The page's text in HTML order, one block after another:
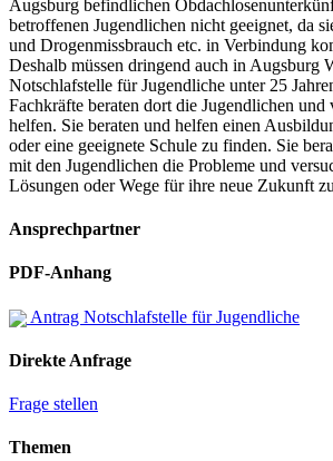
Augsburg befindlichen
betroffenen Jugendlichen nicht geeignet, da
und Drogenmissbrauch etc. in Verbindung
Deshalb müssen dringend auch in Augsburg
Notschlafstelle für Jugendliche unter 25
Fachkräfte beraten dort die Jugendlichen und
helfen. Sie beraten und helfen einen
oder eine geeignete Schule zu finden. Sie
mit den Jugendlichen die Probleme und
Lösungen oder Wege für ihre neue Zukunft
Ansprechpartner
PDF-Anhang
Antrag Notschlafstelle für Jugendliche
Direkte Anfrage
Frage stellen
Themen